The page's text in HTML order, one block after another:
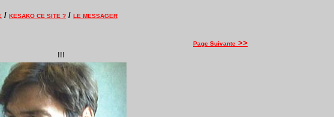
/ KESAKO CE SITE ? / LE MESSAGER
Page Suivante >>
!!!